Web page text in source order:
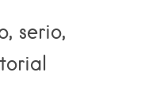
serio,